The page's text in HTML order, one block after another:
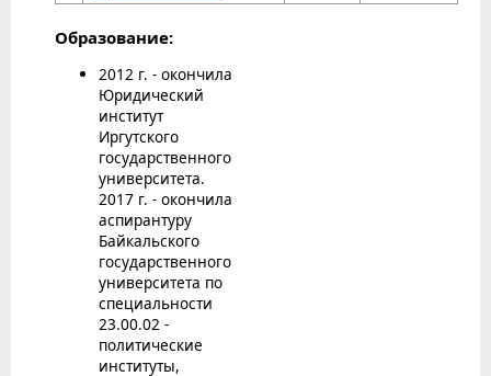
Образование:
2012 г. - окончила
Юридический
институт
Иргутского
государственного
университета.
2017 г. - окончила
аспирантуру
Байкальского
государственного
университета по
специальности
23.00.02 -
политические
институты,